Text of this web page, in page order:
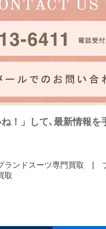
！」して､最新情報を
ランドスーツ専門買取
取